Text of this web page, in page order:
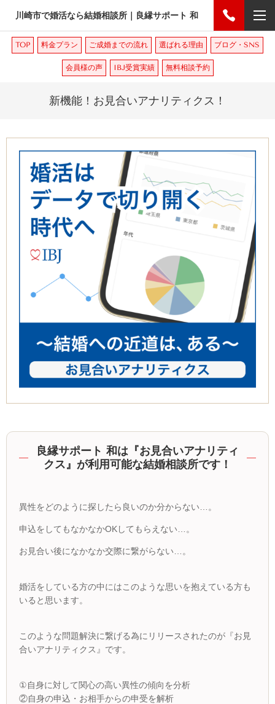
川崎市で婚活なら結婚相談所｜良縁サポート 和
TOP 料金プラン ご成婚までの流れ 選ばれる理由 ブログ・SNS
会員様の声 IBJ受賞実績 無料相談予約
新機能！お見合いアナリティクス！
良縁サポート 和は『お見合いアナリティ
クス』が利用可能な結婚相談所です！
異性をどのように探したら良いのか分からない…。
申込をしてもなかなかOKしてもらえない…。
お見合い後になかなか交際に繋がらない…。
婚活をしている方の中にはこのような思いを抱えている方も
いると思います。
このような問題解決に繋げる為にリリースされたのが『お見
合いアナリティクス』です。
①自身に対して関心の高い異性の傾向を分析
②自身の申込・お相手からの申受を解析